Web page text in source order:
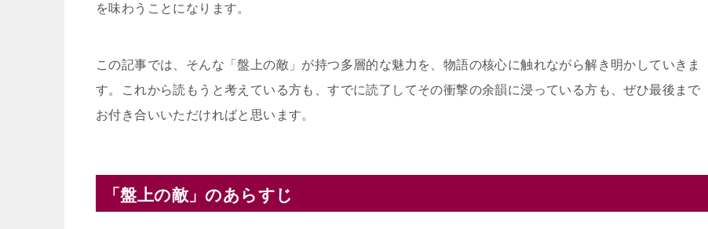
を味わうことになります。
この記事では、そんな「盤上の敵」が持つ多層的な魅力を、物語の核心に触れながら解き明かしていきま
す。これから読もうと考えている方も、すでに読了してその衝撃の余韻に浸っている方も、ぜひ最後まで
お付き合いいただければと思います。
「盤上の敵」のあらすじ